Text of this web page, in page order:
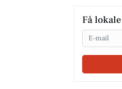
Få
Email